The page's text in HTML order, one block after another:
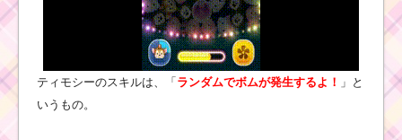
ティモシーのスキルは、「 ランダムでボムが発生するよ！ 」と
いうもの。